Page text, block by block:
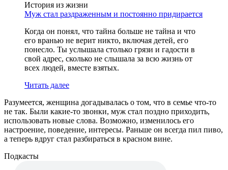
История из жизни
Муж стал раздраженным и постоянно придирается
Когда он понял, что тайна больше не тайна и что
его вранью не верит никто, включая детей, его
понесло. Ты услышала столько грязи и гадости в
свой адрес, сколько не слышала за всю жизнь от
всех людей, вместе взятых.
Читать далее
Разумеется, женщина догадывалась о том, что в семье что-то
не так. Были какие-то звонки, муж стал поздно приходить,
использовать новые слова. Возможно, изменилось его
настроение, поведение, интересы. Раньше он всегда пил пиво,
а теперь вдруг стал разбираться в красном вине.
Подкасты